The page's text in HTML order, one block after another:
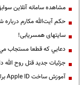
مشاهده سامانه آنلاين
حكم آيت‌الله مكارم
سایتهای همسریابی!
دعايي كه قطعا مستجاب
جزئیات جدید قتل روح الله
آموزش ساخت Apple ID برای کاربران ایرانی